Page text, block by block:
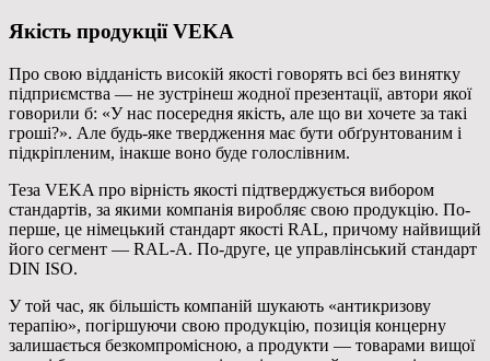
Якість продукції VEKA
Про свою відданість високій якості говорять всі без винятку
підприємства — не зустрінеш жодної презентації, автори якої
говорили б: «У нас посередня якість, але що ви хочете за такі
гроші?». Але будь-яке твердження має бути обґрунтованим і
підкріпленим, інакше воно буде голослівним.
Теза VEKA про вірність якості підтверджується вибором
стандартів, за якими компанія виробляє свою продукцію. По-
перше, це німецький стандарт якості RAL, причому найвищий
його сегмент — RAL-A. По-друге, це управлінський стандарт
DIN ISO.
У той час, як більшість компаній шукають «антикризову
терапію», погіршуючи свою продукцію, позиція концерну
залишається безкомпромісною, а продукти — товарами вищої